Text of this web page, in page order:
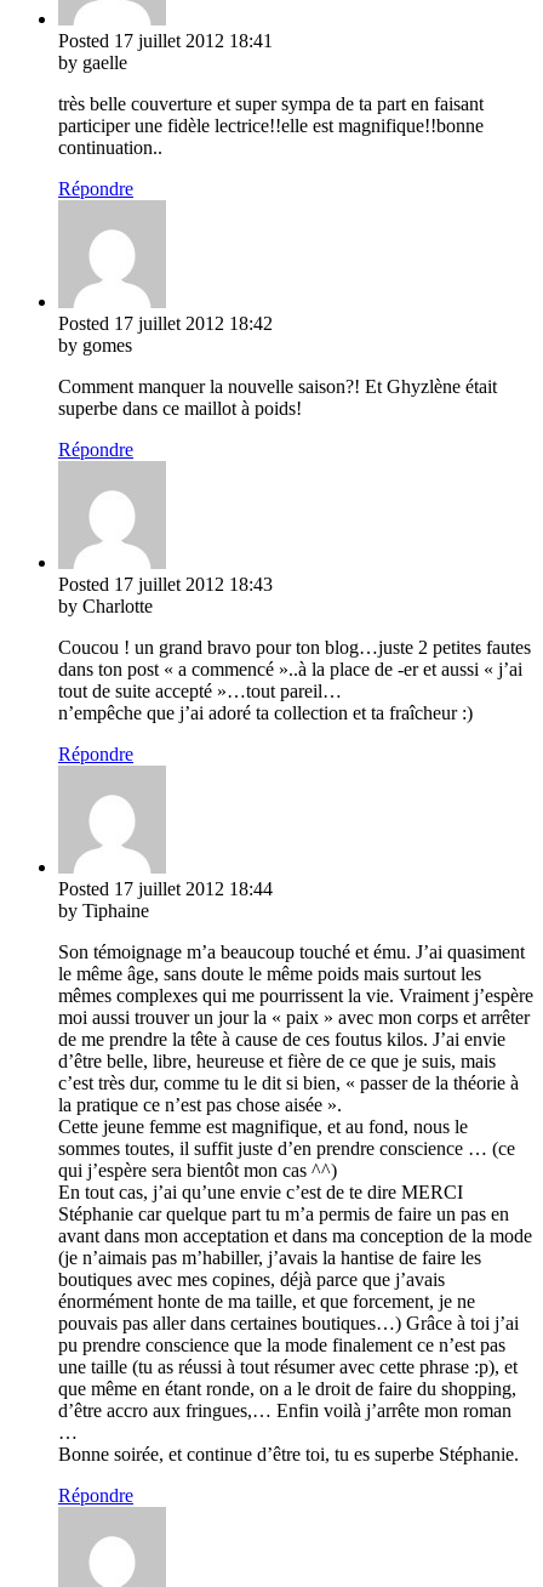
Posted 17 juillet 2012 18:41
by gaelle
très belle couverture et super sympa de ta part en faisant
participer une fidèle lectrice!!elle est magnifique!!bonne
continuation..
Répondre
Posted 17 juillet 2012 18:42
by gomes
Comment manquer la nouvelle saison?! Et Ghyzlène était
superbe dans ce maillot à poids!
Répondre
Posted 17 juillet 2012 18:43
by Charlotte
Coucou ! un grand bravo pour ton blog…juste 2 petites fautes
dans ton post « a commencé »..à la place de -er et aussi « j’ai
tout de suite accepté »…tout pareil…
n’empêche que j’ai adoré ta collection et ta fraîcheur :)
Répondre
Posted 17 juillet 2012 18:44
by Tiphaine
Son témoignage m’a beaucoup touché et ému. J’ai quasiment
le même âge, sans doute le même poids mais surtout les
mêmes complexes qui me pourrissent la vie. Vraiment j’espère
moi aussi trouver un jour la « paix » avec mon corps et arrêter
de me prendre la tête à cause de ces foutus kilos. J’ai envie
d’être belle, libre, heureuse et fière de ce que je suis, mais
c’est très dur, comme tu le dit si bien, « passer de la théorie à
la pratique ce n’est pas chose aisée ».
Cette jeune femme est magnifique, et au fond, nous le
sommes toutes, il suffit juste d’en prendre conscience … (ce
qui j’espère sera bientôt mon cas ^^)
En tout cas, j’ai qu’une envie c’est de te dire MERCI
Stéphanie car quelque part tu m’a permis de faire un pas en
avant dans mon acceptation et dans ma conception de la mode
(je n’aimais pas m’habiller, j’avais la hantise de faire les
boutiques avec mes copines, déjà parce que j’avais
énormément honte de ma taille, et que forcement, je ne
pouvais pas aller dans certaines boutiques…) Grâce à toi j’ai
pu prendre conscience que la mode finalement ce n’est pas
une taille (tu as réussi à tout résumer avec cette phrase :p), et
que même en étant ronde, on a le droit de faire du shopping,
d’être accro aux fringues,… Enfin voilà j’arrête mon roman
…
Bonne soirée, et continue d’être toi, tu es superbe Stéphanie.
Répondre